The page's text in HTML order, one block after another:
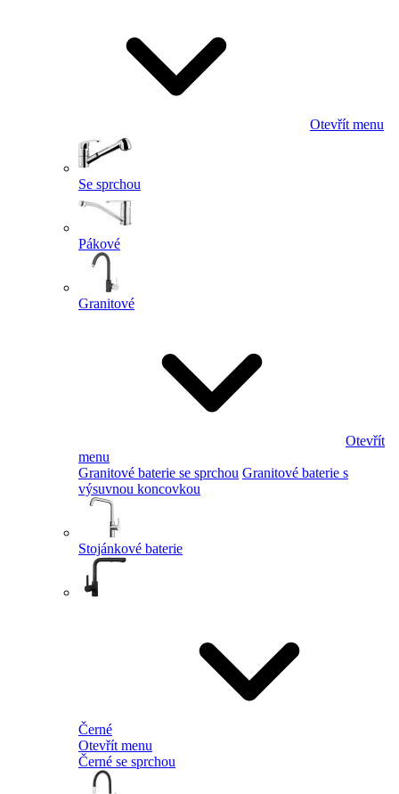
Otevřít menu
Se sprchou
Pákové
Granitové
Otevřít
menu
Granitové baterie se sprchou Granitové baterie s
výsuvnou koncovkou
Stojánkové baterie
Černé
Otevřít menu
Černé se sprchou